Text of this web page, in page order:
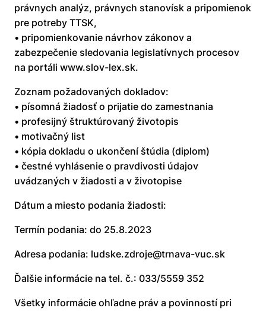
právnych analýz, právnych stanovísk a pripomienok
pre potreby TTSK,
• pripomienkovanie návrhov zákonov a
zabezpečenie sledovania legislatívnych procesov
na portáli www.slov-lex.sk.
Zoznam požadovaných dokladov:
• písomná žiadosť o prijatie do zamestnania
• profesijný štruktúrovaný životopis
• motivačný list
• kópia dokladu o ukončení štúdia (diplom)
• čestné vyhlásenie o pravdivosti údajov
uvádzaných v žiadosti a v životopise
Dátum a miesto podania žiadosti:
Termín podania: do 25.8.2023
Adresa podania: ludske.zdroje@trnava-vuc.sk
Ďalšie informácie na tel. č.: 033/5559 352
Všetky informácie ohľadne práv a povinností pri